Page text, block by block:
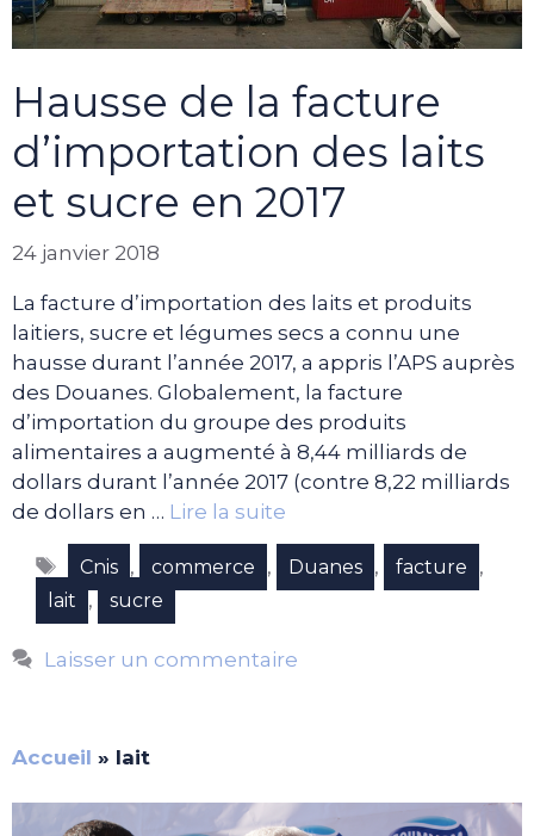
Hausse de la facture
d’importation des laits
et sucre en 2017
24 janvier 2018
La facture d’importation des laits et produits
laitiers, sucre et légumes secs a connu une
hausse durant l’année 2017, a appris l’APS auprès
des Douanes. Globalement, la facture
d’importation du groupe des produits
alimentaires a augmenté à 8,44 milliards de
dollars durant l’année 2017 (contre 8,22 milliards
de dollars en … Lire la suite
Étiquettes
Cnis , commerce , Duanes , facture ,
lait , sucre
Laisser un commentaire
Accueil » lait